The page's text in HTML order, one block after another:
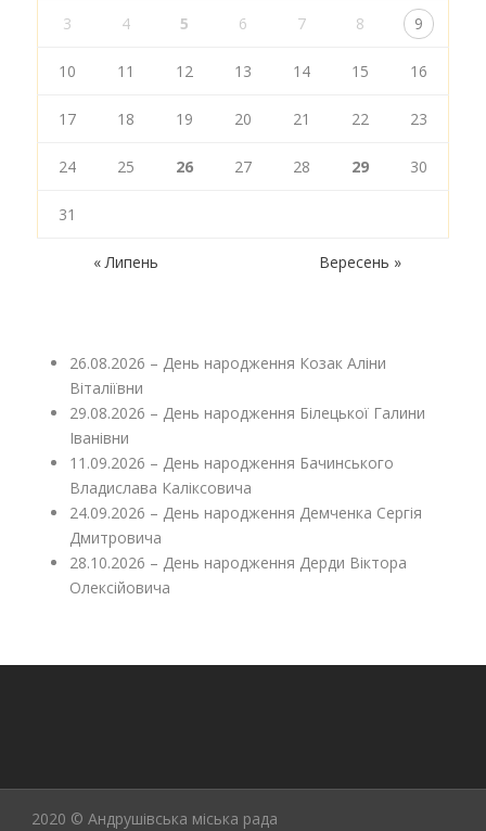
3 4 5 6 7 8 9
10 11 12 13 14 15 16
17 18 19 20 21 22 23
24 25 26 27 28 29 30
31
« Липень Вересень »
26.08.2026 – День народження Козак Аліни
Віталіївни
29.08.2026 – День народження Білецької Галини
Іванівни
11.09.2026 – День народження Бачинського
Владислава Каліксовича
24.09.2026 – День народження Демченка Сергія
Дмитровича
28.10.2026 – День народження Дерди Віктора
Олексійовича
2020 © Андрушівська міська рада